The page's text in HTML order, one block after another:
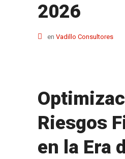
2026
en Vadillo Consultores
Riesgos
en la Era